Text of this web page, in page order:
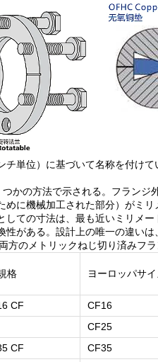
単位）に基づいて名称を付け
かの方法で示される。フラン
に機械加工された部分）がミ
ての寸法は、最も近いミリメー
がある。設計上の唯一の違い
のメトリックねじ切り済みフラ
格 ヨーロッパサ
CF CF16
CF25
CF CF35